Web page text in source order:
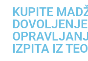
KUPITE
IZPITA IZ